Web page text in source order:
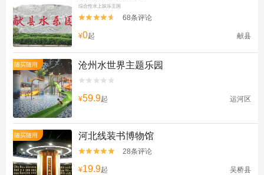
综合性水上娱乐王国

 68条评论
¥0起 献县
随买随用 沧州水世界主题乐园


¥59.9起 运河区
随买随用 河北线装书博物馆

 28条评论
¥19.9起 吴桥县